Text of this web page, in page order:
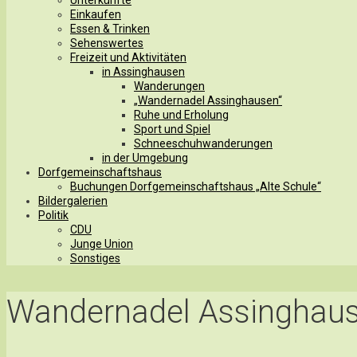
Einkaufen
Essen & Trinken
Sehenswertes
Freizeit und Aktivitäten
in Assinghausen
Wanderungen
„Wandernadel Assinghausen“
Ruhe und Erholung
Sport und Spiel
Schneeschuhwanderungen
in der Umgebung
Dorfgemeinschaftshaus
Buchungen Dorfgemeinschaftshaus „Alte Schule“
Bildergalerien
Politik
CDU
Junge Union
Sonstiges
Wandernadel